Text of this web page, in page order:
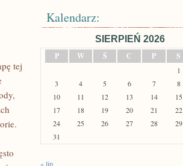
tej
Kalendarz:
SIERPIEŃ 2026
P
W Ś C P S
1
3
4 5 6 7 8
10
11 12 13 14 15
17
18 19 20 21 22
24
25 26 27 28 29
31
« lip